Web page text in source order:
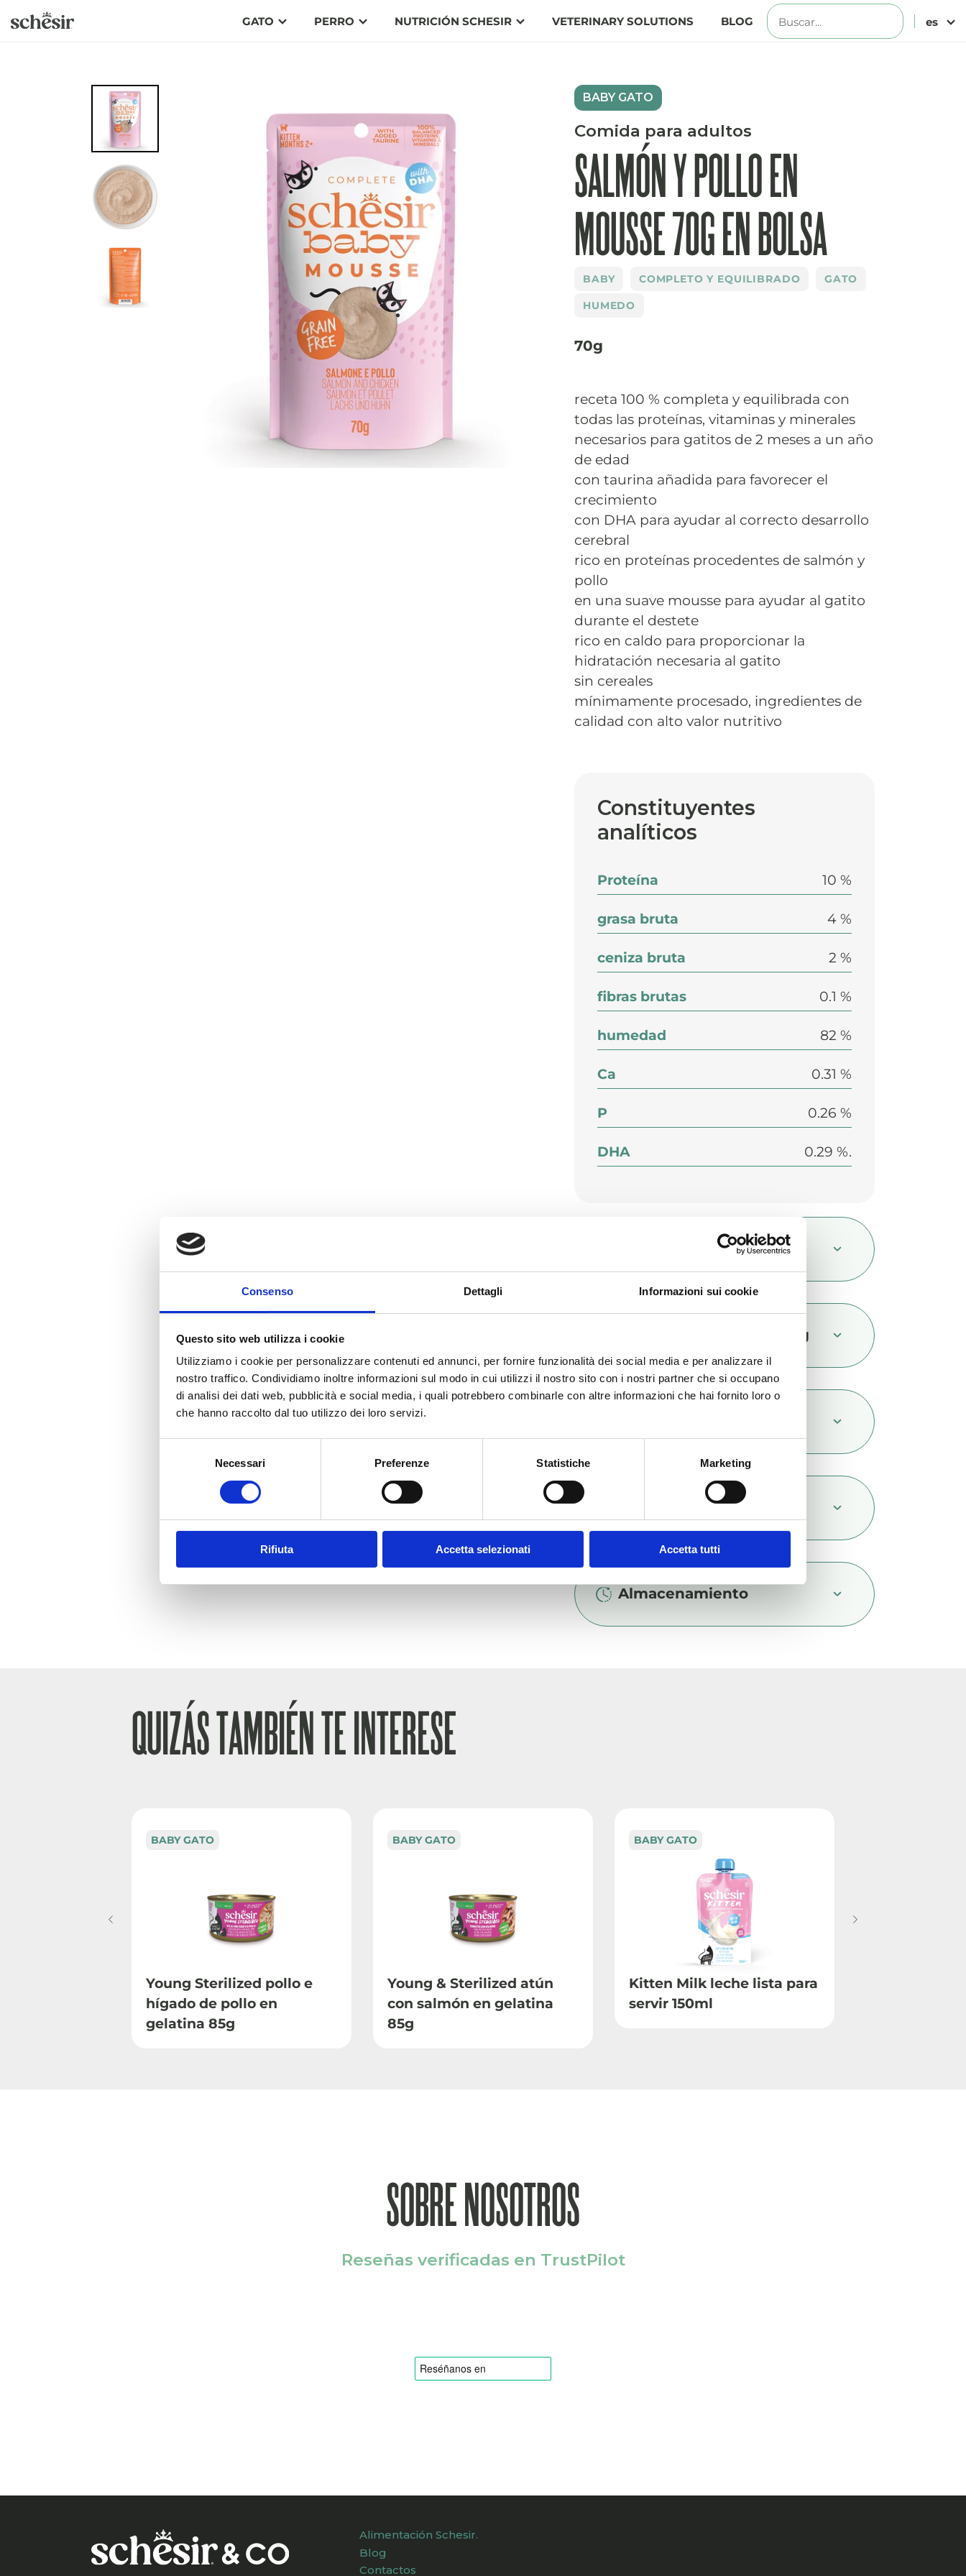
Consenso Dettagli Informazioni sui cookie
Questo sito web utilizza i cookie
Utilizziamo i cookie per personalizzare contenuti ed annunci, per fornire funzionalità dei social media e per analizzare il
nostro traffico. Condividiamo inoltre informazioni sul modo in cui utilizzi il nostro sito con i nostri partner che si occupano
di analisi dei dati web, pubblicità e social media, i quali potrebbero combinarle con altre informazioni che hai fornito loro o
che hanno raccolto dal tuo utilizzo dei loro servizi.
Necessari Preferenze Statistiche Marketing
Rifiuta Accetta selezionati Accetta tutti
directamente
GATO PERRO NUTRICIÓN SCHESIR VETERINARY SOLUTIONS BLOG es
BABY GATO
Comida para adultos
SALMÓN Y POLLO EN
MOUSSE 70G EN BOLSA
BABY COMPLETO Y EQUILIBRADO GATO
HUMEDO
70g
receta 100 % completa y equilibrada con
todas las proteínas, vitaminas y minerales
necesarios para gatitos de 2 meses a un año
de edad
con taurina añadida para favorecer el
crecimiento
con DHA para ayudar al correcto desarrollo
cerebral
rico en proteínas procedentes de salmón y
pollo
en una suave mousse para ayudar al gatito
durante el destete
rico en caldo para proporcionar la
hidratación necesaria al gatito
sin cereales
mínimamente procesado, ingredientes de
calidad con alto valor nutritivo
Constituyentes
analíticos
Proteína 10 %
grasa bruta 4 %
ceniza bruta 2 %
fibras brutas 0.1 %
humedad 82 %
Ca 0.31 %
P 0.26 %
DHA 0.29 %.
Aditivos nutricionales/kg
Alimentación
Almacenamiento
QUIZÁS TAMBIÉN TE INTERESE
BABY GATO
Young Sterilized pollo e
hígado de pollo en
gelatina 85g
BABY GATO
Young & Sterilized atún
con salmón en gelatina
85g
BABY GATO
Kitten Milk leche lista para
servir 150ml
SOBRE NOSOTROS
Reseñas verificadas en TrustPilot
Alimentación Schesir.
Blog
Contactos